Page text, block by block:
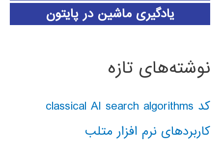
یادگیری ماشین در پایتون
نوشته‌های تازه
کد classical AI search algorithms
کاربردهای نرم افزار متلب